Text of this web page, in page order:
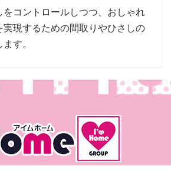
コントロールしつつ、おしゃれ
現するための間取りやひさしの
す。